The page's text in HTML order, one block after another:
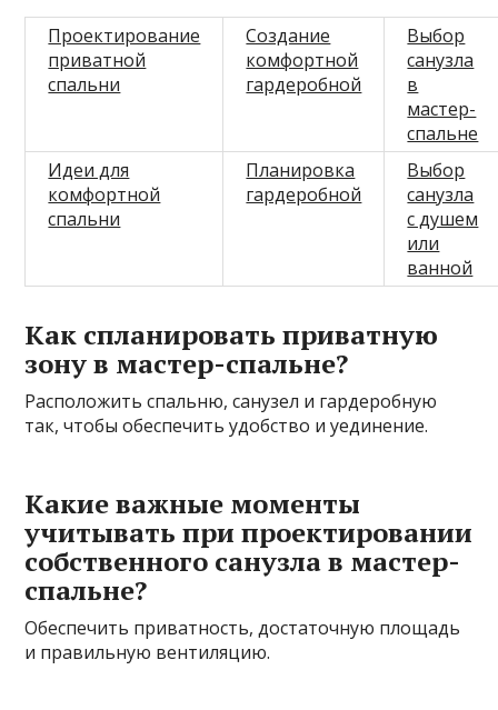
Проектирование
приватной
спальни
Создание
комфортной
гардеробной
Выбор
санузла
в
мастер-
спальне
Идеи для
комфортной
спальни
Планировка
гардеробной
Выбор
санузла
с душем
или
ванной
Как спланировать приватную
зону в мастер-спальне?
Расположить спальню, санузел и гардеробную
так, чтобы обеспечить удобство и уединение.
Какие важные моменты
учитывать при проектировании
собственного санузла в мастер-
спальне?
Обеспечить приватность, достаточную площадь
и правильную вентиляцию.